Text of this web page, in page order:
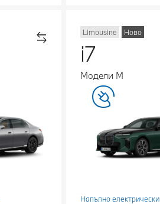
Limousine Ново
i7
Модели М
Напълно електрически